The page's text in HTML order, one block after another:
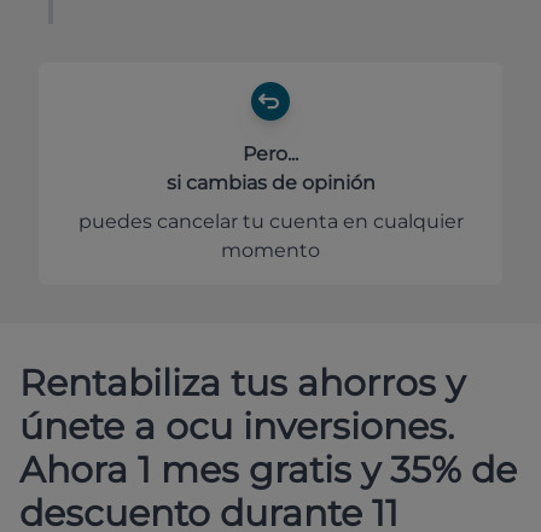
Pero...
si cambias de opinión
puedes cancelar tu cuenta en cualquier
momento
Rentabiliza tus ahorros y
únete a ocu inversiones.
Ahora 1 mes gratis y 35% de
descuento durante 11